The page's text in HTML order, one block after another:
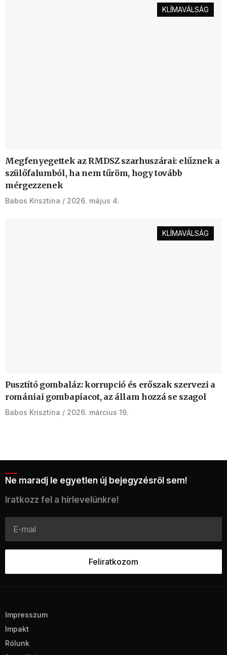
KLÍMAVÁLSÁG
Megfenyegettek az RMDSZ szarhuszárai: elűznek a
szülőfalumból, ha nem tűröm, hogy tovább
mérgezzenek
Babos Krisztina 2026. május 4.
KLÍMAVÁLSÁG
Pusztító gombaláz: korrupció és erőszak szervezi a
romániai gombapiacot, az állam hozzá se szagol
Babos Krisztina 2026. március 19.
Ne maradj le egyetlen új bejegyzésről sem!
Iratkozz fel a hírlevelünkre!
Impresszum
Impakt
Rólunk